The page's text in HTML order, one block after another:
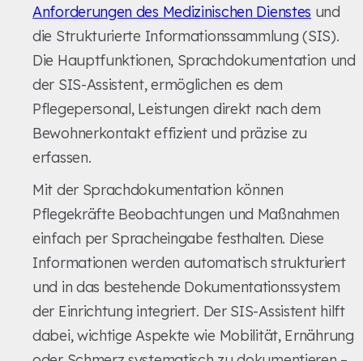
Anforderungen des Medizinischen Dienstes und
die Strukturierte Informationssammlung (SIS).
Die Hauptfunktionen, Sprachdokumentation und
der SIS-Assistent, ermöglichen es dem
Pflegepersonal, Leistungen direkt nach dem
Bewohnerkontakt effizient und präzise zu
erfassen.
Mit der Sprachdokumentation können
Pflegekräfte Beobachtungen und Maßnahmen
einfach per Spracheingabe festhalten. Diese
Informationen werden automatisch strukturiert
und in das bestehende Dokumentationssystem
der Einrichtung integriert. Der SIS-Assistent hilft
dabei, wichtige Aspekte wie Mobilität, Ernährung